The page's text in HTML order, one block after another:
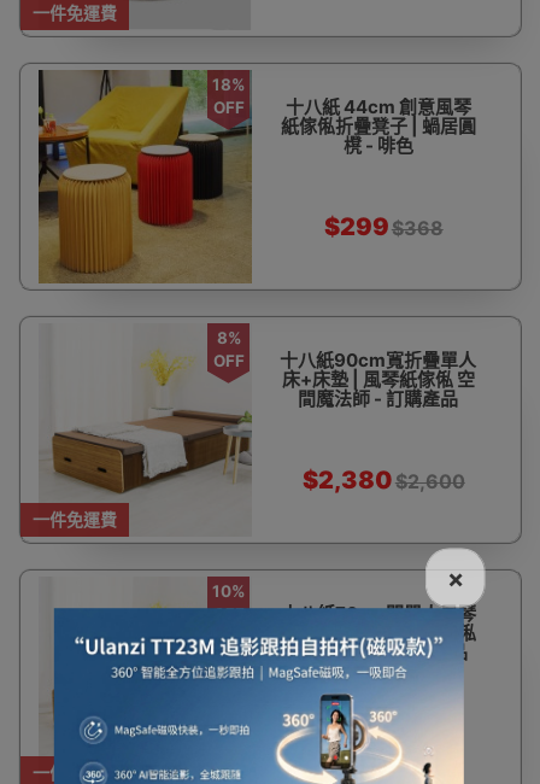
一件免運費
18%
OFF
十八紙 44cm 創意風琴
紙傢俬折疊凳子 | 蝸居圓
櫈 - 啡色
$299$368
一件免運費
8%
OFF
十八紙90cm寬折疊單人
床+床墊 | 風琴紙傢俬 空
間魔法師 - 訂購產品
$2,380$2,600
一件免運費
10%
OFF
十八紙70cm闊單人風琴
紙床連床墊 | 風琴紙傢俬
空間魔法師 - 訂購產品
$1,880$2,100
×